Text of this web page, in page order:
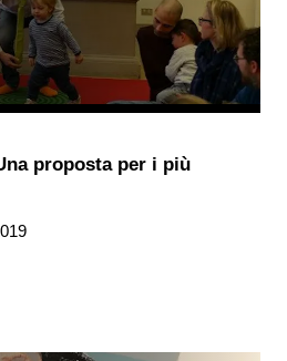
proposta per i più